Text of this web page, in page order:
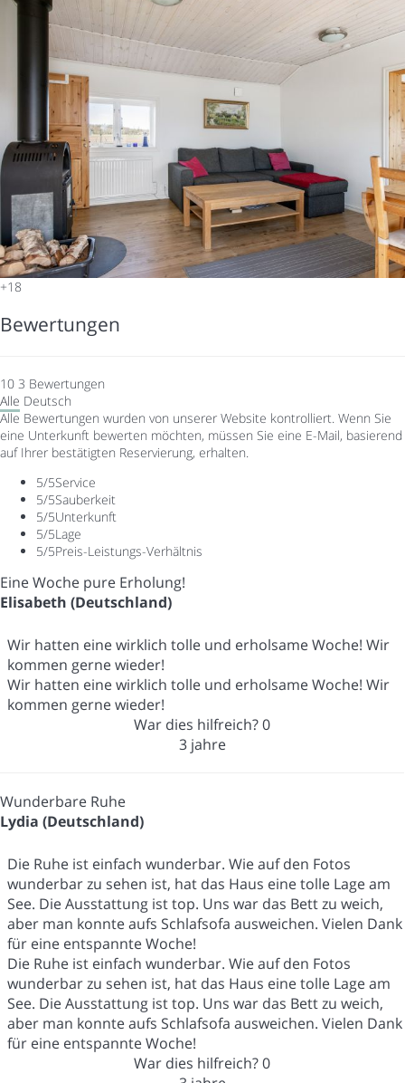
+18
Bewertungen
10 3 Bewertungen
Alle Deutsch
Alle Bewertungen wurden von unserer Website kontrolliert. Wenn Sie
eine Unterkunft bewerten möchten, müssen Sie eine E-Mail, basierend
auf Ihrer bestätigten Reservierung, erhalten.
5/5Service
5/5Sauberkeit
5/5Unterkunft
5/5Lage
5/5Preis-Leistungs-Verhältnis
Eine Woche pure Erholung!
Elisabeth (Deutschland)
Wir hatten eine wirklich tolle und erholsame Woche! Wir
kommen gerne wieder!
Wir hatten eine wirklich tolle und erholsame Woche! Wir
kommen gerne wieder!
War dies hilfreich?0
3 jahre
Wunderbare Ruhe
Lydia (Deutschland)
Die Ruhe ist einfach wunderbar. Wie auf den Fotos
wunderbar zu sehen ist, hat das Haus eine tolle Lage am
See. Die Ausstattung ist top. Uns war das Bett zu weich,
aber man konnte aufs Schlafsofa ausweichen. Vielen Dank
für eine entspannte Woche!
Die Ruhe ist einfach wunderbar. Wie auf den Fotos
wunderbar zu sehen ist, hat das Haus eine tolle Lage am
See. Die Ausstattung ist top. Uns war das Bett zu weich,
aber man konnte aufs Schlafsofa ausweichen. Vielen Dank
für eine entspannte Woche!
War dies hilfreich?0